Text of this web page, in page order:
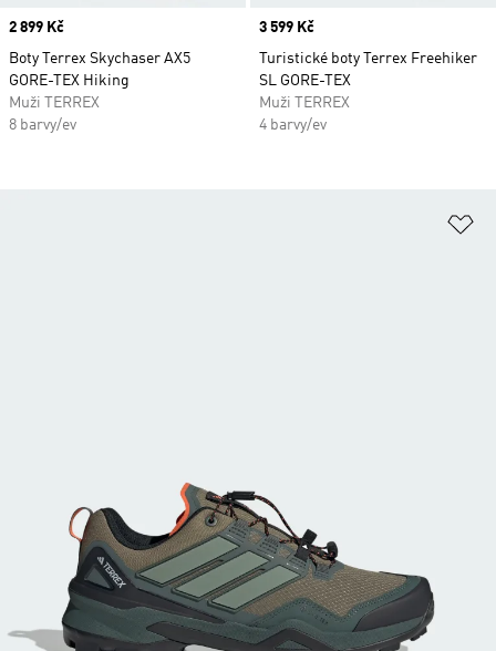
Price
2 899 Kč
Boty Terrex Skychaser AX5
GORE-TEX Hiking
Muži TERREX
8 barvy/ev
Price
3 599 Kč
Turistické boty Terrex Freehiker
SL GORE-TEX
Muži TERREX
4 barvy/ev